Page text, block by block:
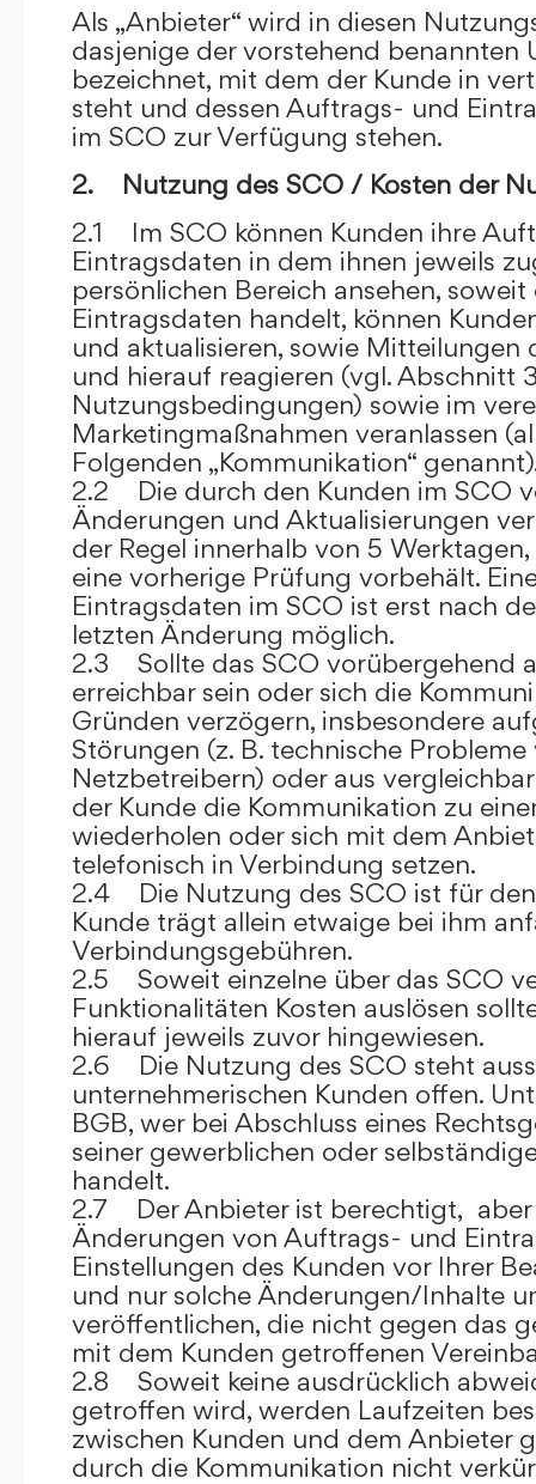
Als „Anbieter“ wird in diesen
dasjenige der vorstehend benannten
bezeichnet, mit dem der Kunde in
steht und dessen Auftrags- und
im SCO zur Verfügung stehen.
2. Nutzung des SCO / Kosten der
2.1 Im SCO können Kunden ihre
Eintragsdaten in dem ihnen jeweils
persönlichen Bereich ansehen,
Eintragsdaten handelt, können
und aktualisieren, sowie Mitteilungen
und hierauf reagieren (vgl. Abschnitt
Nutzungsbedingungen) sowie im
Marketingmaßnahmen veranlassen
Folgenden „Kommunikation“
2.2 Die durch den Kunden im SCO
Änderungen und Aktualisierungen
der Regel innerhalb von 5
eine vorherige Prüfung vorbehält.
Eintragsdaten im SCO ist erst nach
letzten Änderung möglich.
2.3 Sollte das SCO vorübergehend
erreichbar sein oder sich die
Gründen verzögern, insbesondere
Störungen (z. B. technische
Netzbetreibern) oder aus
der Kunde die Kommunikation zu
wiederholen oder sich mit dem
telefonisch in Verbindung setzen.
2.4 Die Nutzung des SCO ist für den
Kunde trägt allein etwaige bei ihm
Verbindungsgebühren.
2.5 Soweit einzelne über das SCO
Funktionalitäten Kosten auslösen
hierauf jeweils zuvor hingewiesen.
2.6 Die Nutzung des SCO steht
unternehmerischen Kunden offen.
BGB, wer bei Abschluss eines
seiner gewerblichen oder
handelt.
2.7 Der Anbieter ist berechtigt,
Änderungen von Auftrags- und
Einstellungen des Kunden vor Ihrer
und nur solche Änderungen/Inhalte
veröffentlichen, die nicht gegen das
mit dem Kunden getroffenen
2.8 Soweit keine ausdrücklich
getroffen wird, werden Laufzeiten
zwischen Kunden und dem Anbieter
durch die Kommunikation nicht